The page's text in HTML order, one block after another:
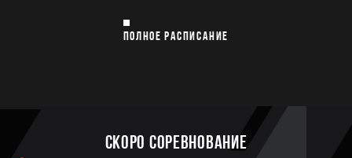
ПОЛНОЕ РАСПИСАНИЕ
Скоро соревнование